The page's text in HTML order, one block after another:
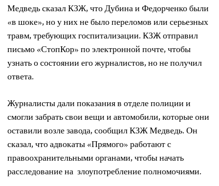
Медведь сказал КЗЖ, что Дубина и Федорченко были
«в шоке», но у них не было переломов или серьезных
травм, требующих госпитализации. КЗЖ отправил
письмо «СтопКор» по электронной почте, чтобы
узнать о состоянии его журналистов, но не получил
ответа.
Журналисты дали показания в отделе полиции и
смогли забрать свои вещи и автомобили, которые они
оставили возле завода, сообщил КЗЖ Медведь. Он
сказал, что адвокаты «Прямого» работают с
правоохранительными органами, чтобы начать
расследование на злоупотребление полномочиями.